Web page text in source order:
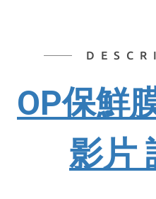
OP保鮮
影片